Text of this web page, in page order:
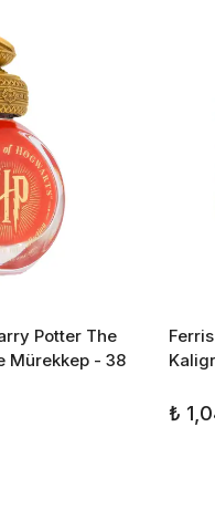
Potter The
Mürekkep - 38
₺